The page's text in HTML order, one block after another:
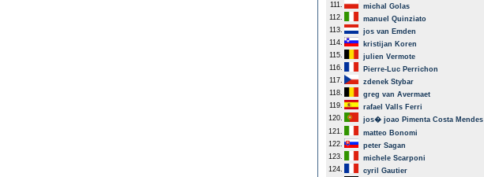
111.
michal Golas
112.
manuel Quinziato
113.
jos van Emden
114.
kristijan Koren
115.
julien Vermote
116.
Pierre-Luc Perrichon
117.
zdenek Stybar
118.
greg van Avermaet
119.
rafael Valls Ferri
120.
jos� joao Pimenta Costa Mendes
121.
matteo Bonomi
122.
peter Sagan
123.
michele Scarponi
124.
cyril Gautier